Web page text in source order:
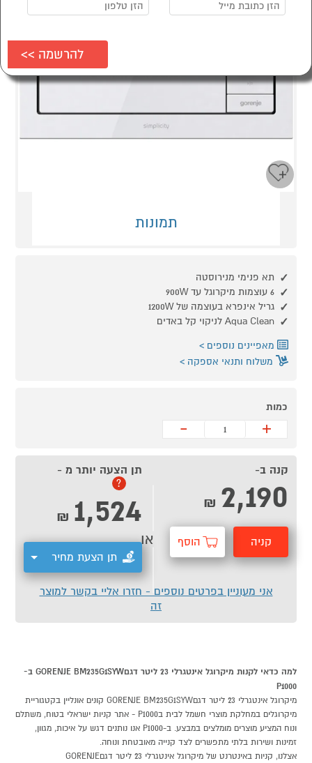
תמונות
תא פנימי מנירוסטה
6 עוצמות מיקרוגל עד 900W
גריל אינפרא בעוצמה של 1200W
Aqua Clean לניקוי קל באדים
מאפיינים נוספים
משלוח ותנאי אספקה
כמות
+
-
קנה ב-
2,190
₪
קניה הוסף
תן הצעה יותר מ -
?
1,524
₪
תן הצעת מחיר
או
אני מעוניין בפרטים נוספים - חזרו אליי בקשר למוצר
זה
למה כדאי לקנות מיקרוגל אינטגרלי 23 ליטר דגםGORENJE BM235G1SYW ב-
P1000
מיקרוגל אינטגרלי 23 ליטר דגםGORENJE BM235G1SYW קונים אונליין בקטגוריית
מיקרוגלים במחלקת מוצרי חשמל לבית בP1000 - אתר קניות ישראלי בטוח, משתלם
ונוח המציע מוצרים מומלצים במבצע. ב-P1000 אנו נותנים דגש על איכות, מגוון,
זמינות ושירות בלתי מתפשרים לצד קנייה מאובטחת ונוחה.
אצלנו, קניות באינטרנט של מיקרוגל אינטגרלי 23 ליטר דגםGORENJE